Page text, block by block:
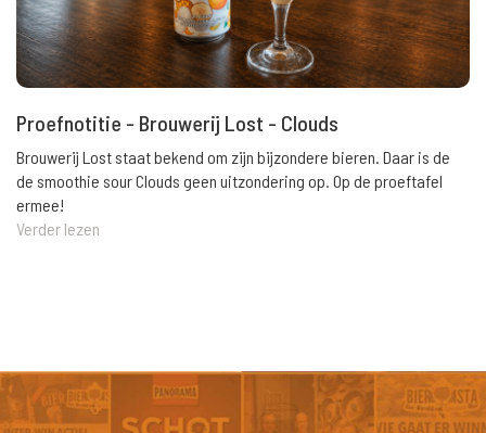
Proefnotitie - Brouwerij Lost - Clouds
Brouwerij Lost staat bekend om zijn bijzondere bieren. Daar is de
de smoothie sour Clouds geen uitzondering op. Op de proeftafel
ermee!
Verder lezen